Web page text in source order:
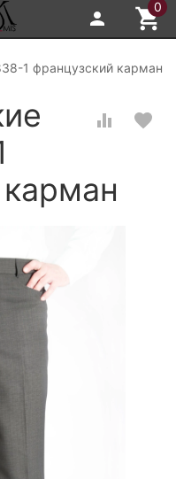
0
1 французский карман